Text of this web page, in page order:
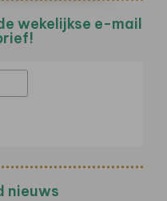
wekelijkse e-mail
nieuws